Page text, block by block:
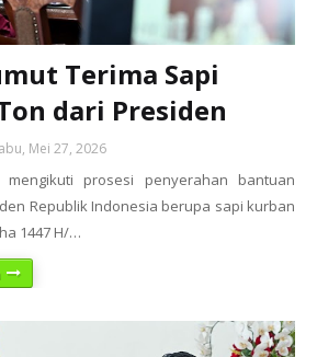
Terima Sapi
dari Presiden
Mei 27, 2026
prosesi penyerahan bantuan
Republik Indonesia berupa sapi kurban
1447 H/…